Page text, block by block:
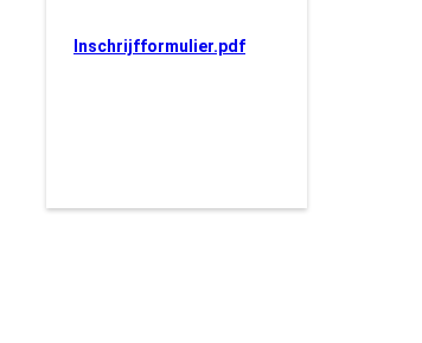
Inschrijfformulier.pdf